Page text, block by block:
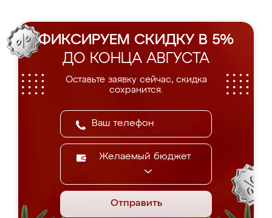
ФИКСИРУЕМ СКИДКУ В 5%
ДО КОНЦА АВГУСТА
Оставьте заявку сейчас, скидка
сохранится.
Желаемый бюджет
Отправить